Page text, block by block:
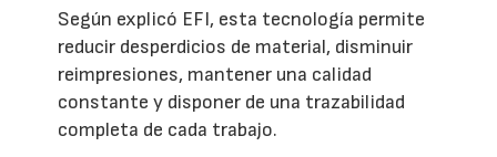
Según explicó EFI, esta tecnología permite
reducir desperdicios de material, disminuir
reimpresiones, mantener una calidad
constante y disponer de una trazabilidad
completa de cada trabajo.